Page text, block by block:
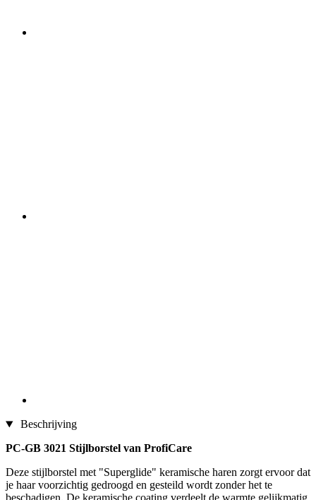
Beschrijving
PC-GB 3021 Stijlborstel van ProfiCare
Deze stijlborstel met "Superglide" keramische haren zorgt ervoor dat
je haar voorzichtig gedroogd en gesteild wordt zonder het te